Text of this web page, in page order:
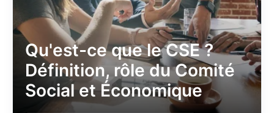
Qu'est-ce que le CSE ?
Définition, rôle du Comité
Social et Économique